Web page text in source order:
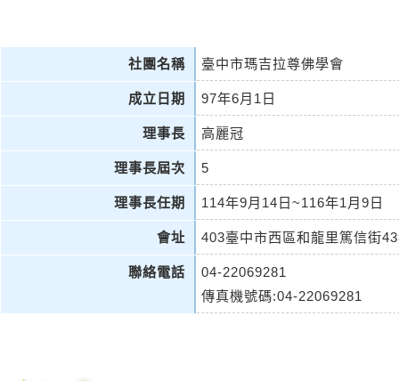
社團名稱 臺中市瑪吉拉尊佛學會
成立日期 97年6月1日
理事長 高麗冠
理事長屆次 5
理事長任期 114年9月14日~116年1月9日
會址 403臺中市西區和龍里篤信街
聯絡電話
04-22069281
傳真機號碼:04-22069281